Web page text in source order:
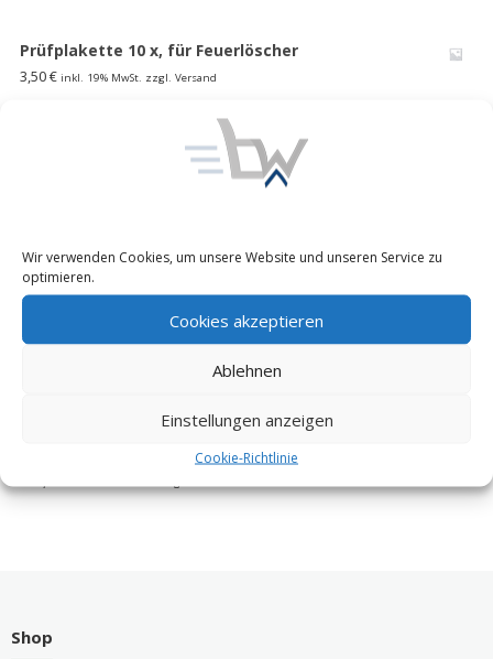
Wir verwenden Cookies, um unsere Website und unseren Service zu
optimieren.
Cookies akzeptieren
Ablehnen
Einstellungen anzeigen
Cookie-Richtlinie
Prüfplakette 10 x, für Feuerlöscher
3,50€ inkl. 19% MwSt. zzgl. Versand
1000 l faltbarer Wasserspeicher Lagertank
Wasserblase Behälter Bundeswehr
Ladefl. Bundeswehr MB 508 D flecktarn,neu
195,00€ inkl. 19% MwSt. zzgl. Versand
EXPRESSO Profi Fasskarre 30-300l
inkl. 19% MwSt. zzgl. Versand
FUG Y 4 Reserveradheber Kranarm mit Winde
Schwenkkran Motorradheber WOMO Bund
Shop